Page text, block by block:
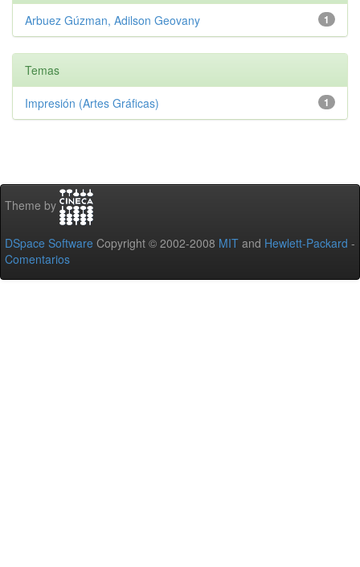
1
Arbuez Gúzman, Adilson Geovany
Temas
1
Impresión (Artes Gráficas)
Theme by
DSpace Software Copyright © 2002-2008 MIT and Hewlett-Packard -
Comentarios